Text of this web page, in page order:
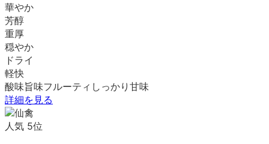
華やか
芳醇
重厚
穏やか
ドライ
軽快
酸味旨味フルーティ しっかり 甘味
詳細を見る
人気 5位